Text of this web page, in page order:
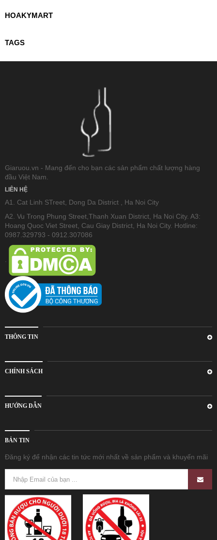
HOAKYMART
TAGS
Giaruou.vn - Mang đến cho bạn các sản phẩm chất lượng hàng
đầu Việt Nam.
LIÊN HỆ
A1. Cat Linh STreet, Dong Da District , Ha Noi City
A2. Vu Trong Phung Street,Thanh Xuan District, Ha Noi City. A3:
Hoang Quoc Viet Street, Cau Giay District, Ha Noi City. Hotline:
0987.329793 - 0912.307086
.
THÔNG TIN
CHÍNH SÁCH
HƯỚNG DẪN
BẢN TIN
Đăng ký để nhận các tin tức mới nhất về sản phẩm và khuyến mãi